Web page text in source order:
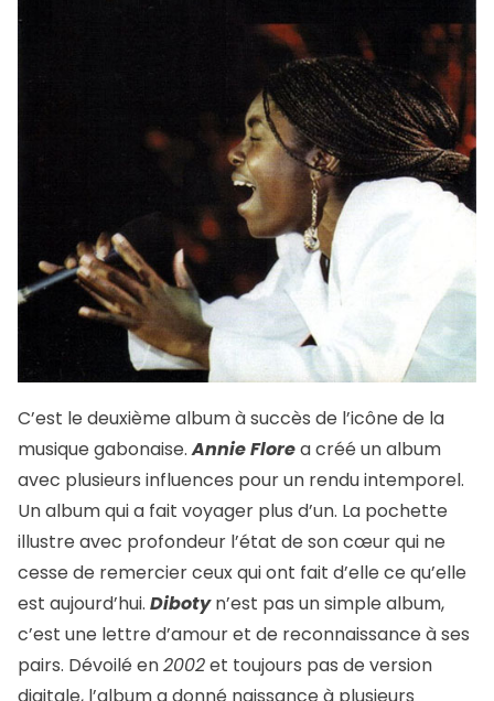
C’est le deuxième album à succès de l’icône de la
musique gabonaise.Annie Florea créé un album
avec plusieurs influences pour un rendu intemporel.
Un album qui a fait voyager plus d’un. La pochette
illustre avec profondeur l’état de son cœur qui ne
cesse de remercier ceux qui ont fait d’elle ce qu’elle
est aujourd’hui. Dibotyn’est pas un simple album,
c’est une lettre d’amour et de reconnaissance à ses
pairs. Dévoilé en2002et toujours pas de version
digitale, l’album a donné naissance à plusieurs